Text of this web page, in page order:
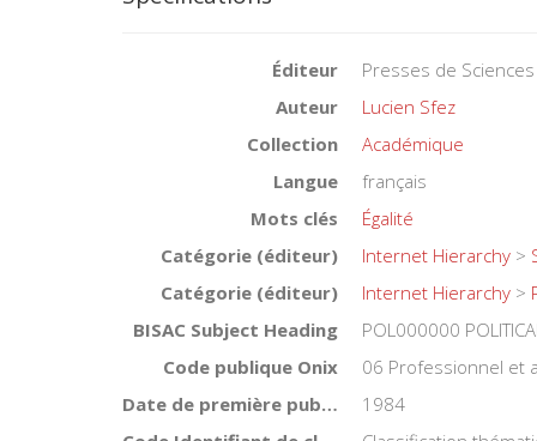
Éditeur
Presses de Sciences
Auteur
Lucien Sfez
Collection
Académique
Langue
français
Mots clés
Égalité
Catégorie (éditeur)
Internet Hierarchy >
Catégorie (éditeur)
Internet Hierarchy >
BISAC Subject Heading
POL000000
Code publique Onix
06 Professionnel et
Date de première publication du titre
1984